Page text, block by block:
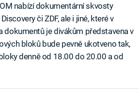
nabízí dokumentární skvosty
či ZDF, ale i jiné, které v
dokumentů je divákům představena v
bloků bude pevně ukotveno tak,
denně od 18.00 do 20.00 a od